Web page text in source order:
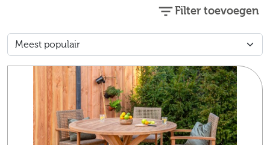
Filter toevoegen